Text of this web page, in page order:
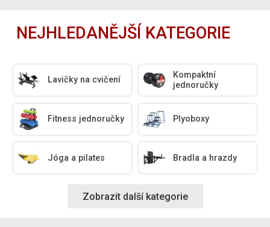
NEJHLEDANĚJŠÍ KATEGORIE
Lavičky na cvičení
Kompaktní
jednoručky
Fitness jednoručky Plyoboxy
Jóga a pilates Bradla a hrazdy
Zobrazit další kategorie